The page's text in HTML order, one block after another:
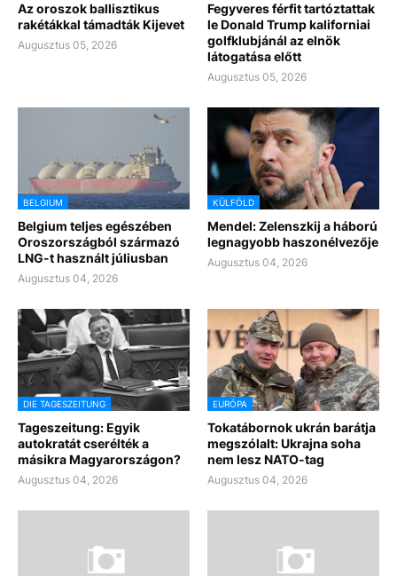
Az oroszok ballisztikus
rakétákkal támadták Kijevet
Augusztus 05, 2026
Fegyveres férfit tartóztattak
le Donald Trump kaliforniai
golfklubjánál az elnök
látogatása előtt
Augusztus 05, 2026
BELGIUM
Belgium teljes egészében
Oroszországból származó
LNG-t használt júliusban
Augusztus 04, 2026
KÜLFÖLD
Mendel: Zelenszkij a háború
legnagyobb haszonélvezője
Augusztus 04, 2026
DIE TAGESZEITUNG
Tageszeitung: Egyik
autokratát cserélték a
másikra Magyarországon?
Augusztus 04, 2026
EURÓPA
Tokatábornok ukrán barátja
megszólalt: Ukrajna soha
nem lesz NATO-tag
Augusztus 04, 2026